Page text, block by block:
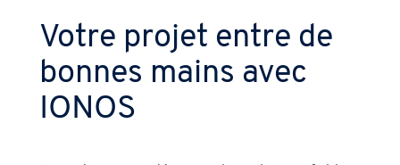
Votre projet entre de
bonnes mains avec
IONOS